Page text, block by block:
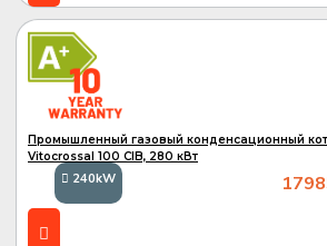
240kW
A
A+
Промышленный газовый конденсационный
Vitocrossal 100 CIB, 280 кВт